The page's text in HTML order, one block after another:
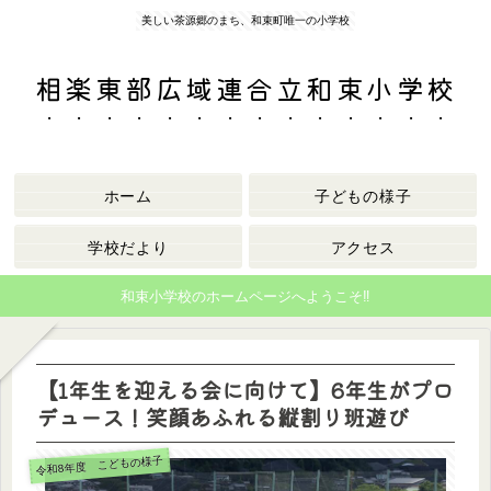
美しい茶源郷のまち、和束町唯一の小学校
相楽東部広域連合立和束小学校
ホーム 子どもの様子
学校だより アクセス
和束小学校のホームページへようこそ‼
【1年生を迎える会に向けて】6年生がプロ
デュース！笑顔あふれる縦割り班遊び
令和8年度 こどもの様子